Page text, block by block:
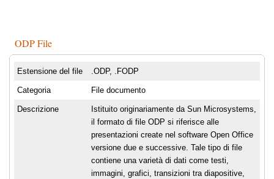
ODP File
Estensione del file .ODP, .FODP
Categoria File documento
Descrizione
Istituito originariamente da Sun Microsystems,
il formato di file ODP si riferisce alle
presentazioni create nel software Open Office
versione due e successive. Tale tipo di file
contiene una varietà di dati come testi,
immagini, grafici, transizioni tra diapositive,